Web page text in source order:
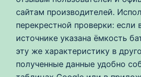
сайтам производителей.
перекрестной проверки: если
источнике указана ёмкость
эту же характеристику в
полученные данные удобно